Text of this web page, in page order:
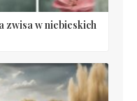
zwisa w niebieskich